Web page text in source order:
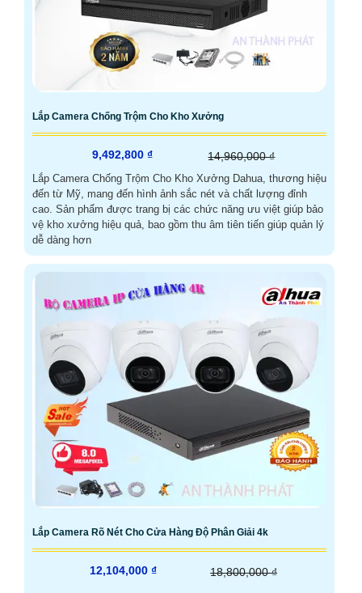
Lắp Camera Chống Trộm Cho Kho Xưởng
9,492,800 ₫ 14,960,000 ₫
Lắp Camera Chống Trộm Cho Kho Xưởng Dahua, thương hiệu
đến từ Mỹ, mang đến hình ảnh sắc nét và chất lượng đỉnh
cao. Sản phẩm được trang bị các chức năng ưu việt giúp bảo
vệ kho xưởng hiệu quả, bao gồm thu âm tiên tiến giúp quản lý
dễ dàng hơn
Lắp Camera Rõ Nét Cho Cửa Hàng Độ Phân Giải 4k
12,104,000 ₫ 18,800,000 ₫